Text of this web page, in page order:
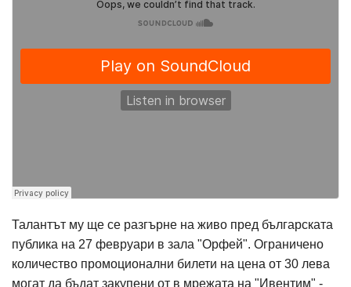
Талантът му ще се разгърне на живо пред българската
публика на 27 февруари в зала "Орфей". Ограничено
количество промоционални билети на цена от 30 лева
могат да бъдат закупени от в мрежата на "Ивентим" -